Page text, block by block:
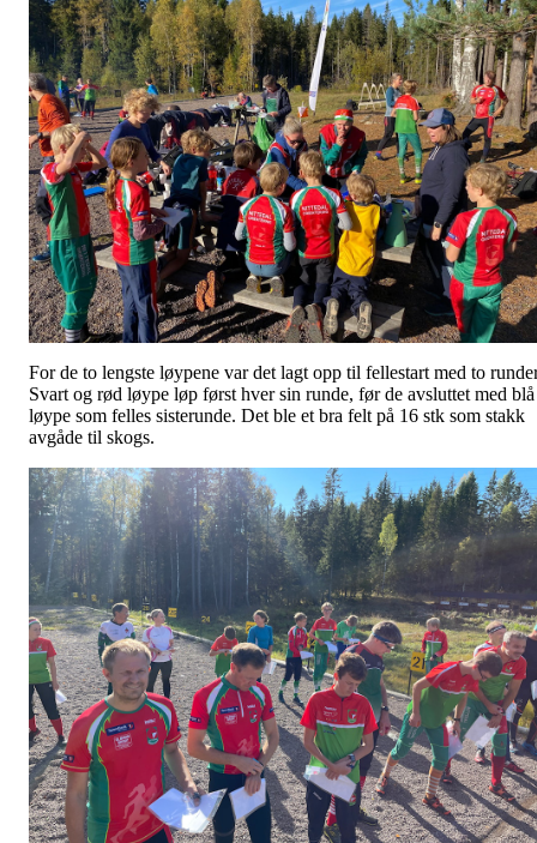
For de to lengste løypene var det lagt opp til fellestart med to
Svart og rød løype løp først hver sin runde, før de avsluttet med blå
løype som felles sisterunde. Det ble et bra felt på 16 stk som stakk
avgåde til skogs.